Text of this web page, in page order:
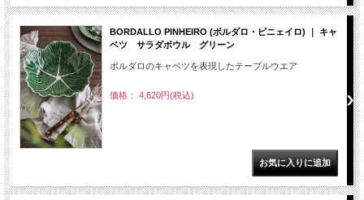
BORDALLO PINHEIRO (ボルダロ・ピニェイロ) ｜ キャ
ベツ サラダボウル グリーン
ボルダロのキャベツを表現したテーブルウエア
価格： 4,620円(税込)